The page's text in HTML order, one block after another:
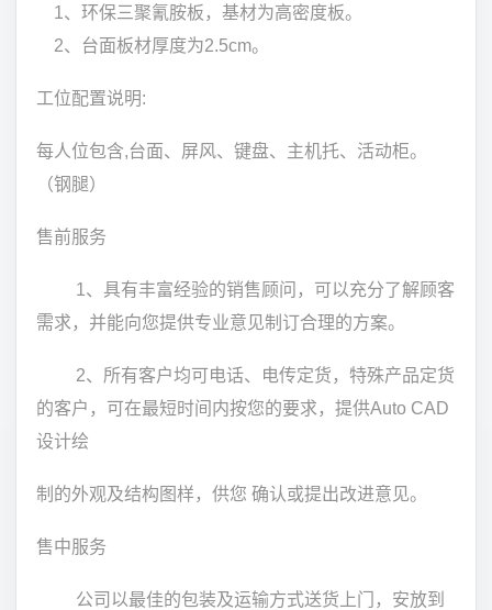
1、环保三聚氰胺板，基材为高密度板。
2、台面板材厚度为2.5cm。
工位配置说明:
每人位包含,台面、屏风、键盘、主机托、活动柜。
（钢腿）
售前服务
1、具有丰富经验的销售顾问，可以充分了解顾客
需求，并能向您提供专业意见制订合理的方案。
2、所有客户均可电话、电传定货，特殊产品定货
的客户，可在最短时间内按您的要求，提供Auto CAD
设计绘
制的外观及结构图样，供您 确认或提出改进意见。
售中服务
公司以最佳的包装及运输方式送货上门，安放到